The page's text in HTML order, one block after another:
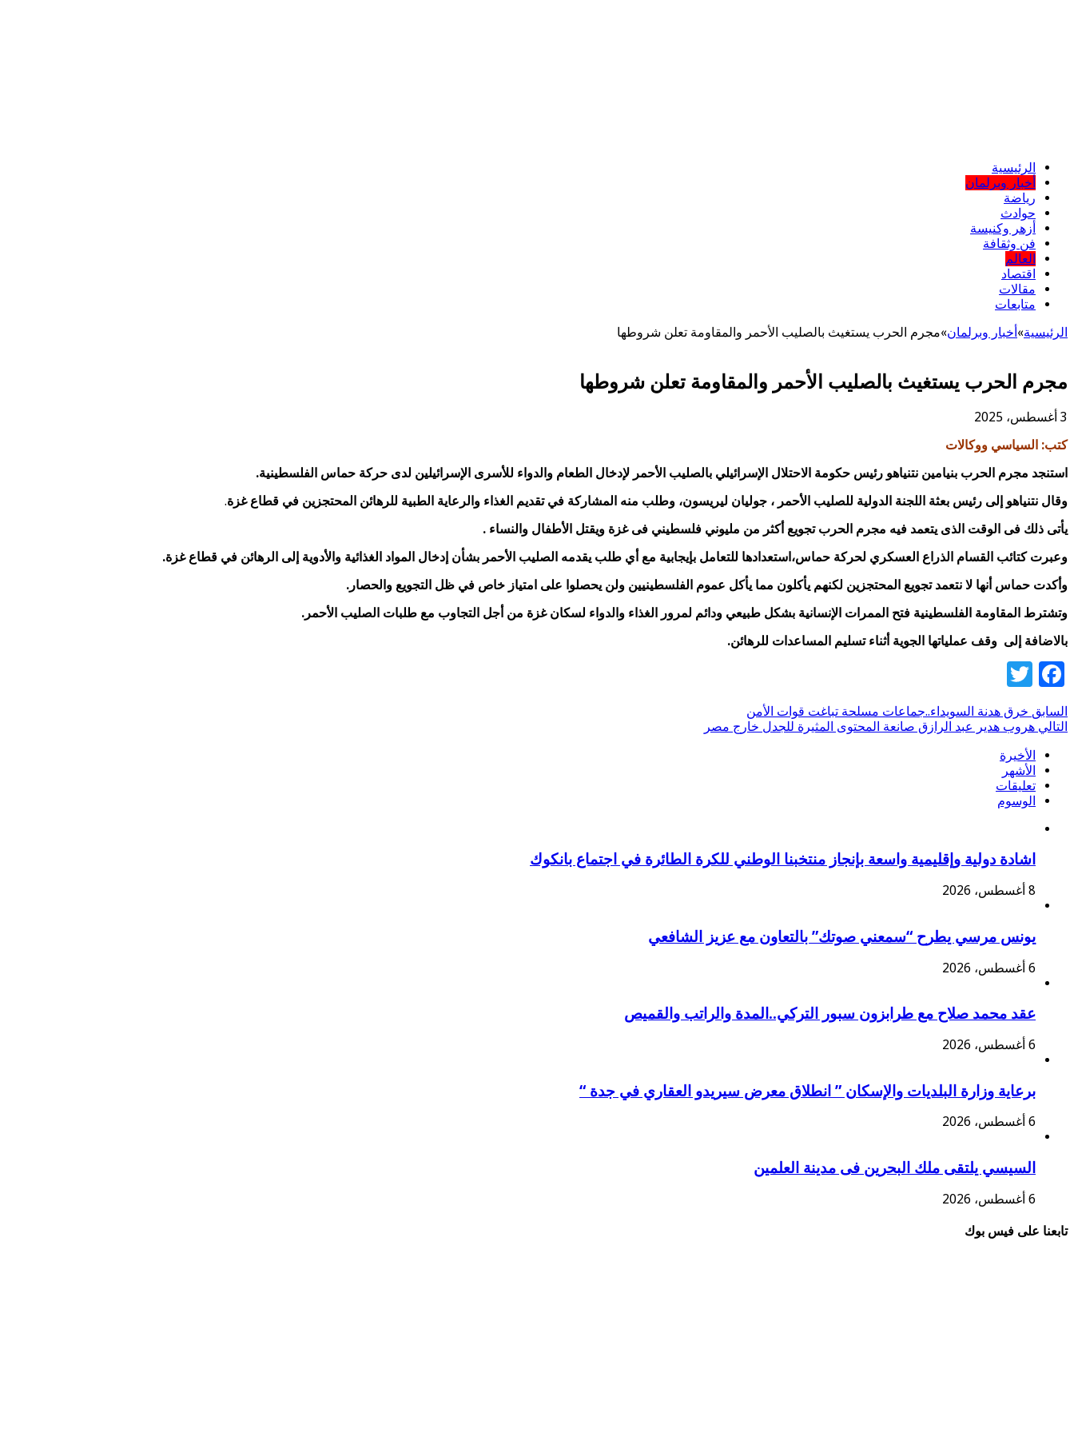
الرئيسية
أخبار وبرلمان
رياضة
حوادث
أزهر وكنيسة
فن وثقافة
العالم
اقتصاد
مقالات
متابعات
الرئيسية»أخبار وبرلمان»مجرم الحرب يستغيث بالصليب الأحمر والمقاومة تعلن شروطها
مجرم الحرب يستغيث بالصليب الأحمر والمقاومة تعلن شروطها
3 أغسطس، 2025
كتب: السياسي ووكالات
استنجد مجرم الحرب بنيامين نتنياهو رئيس حكومة الاحتلال الإسرائيلي بالصليب الأحمر لإدخال الطعام والدواء للأسرى الإسرائيلين لدى حركة حماس الفلسطينية.
وقال نتنياهو إلى رئيس بعثة اللجنة الدولية للصليب الأحمر ، جوليان ليريسون، وطلب منه المشاركة في تقديم الغذاء والرعاية الطبية للرهائن المحتجزين في قطاع غزة.
يأتى ذلك فى الوقت الذى يتعمد فيه مجرم الحرب تجويع أكثر من مليوني فلسطيني فى غزة ويقتل الأطفال والنساء .
وعبرت كتائب القسام الذراع العسكري لحركة حماس،استعدادها للتعامل بإيجابية مع أي طلب يقدمه الصليب الأحمر بشأن إدخال المواد الغذائية والأدوية إلى الرهائن في قطاع غزة.
وأكدت حماس أنها لا نتعمد تجويع المحتجزين لكنهم يأكلون مما يأكل عموم الفلسطينيين ولن يحصلوا على امتياز خاص في ظل التجويع والحصار.
وتشترط المقاومة الفلسطينية فتح الممرات الإنسانية بشكل طبيعي ودائم لمرور الغذاء والدواء لسكان غزة من أجل التجاوب مع طلبات الصليب الأحمر.
بالاضافة إلى وقف عملياتها الجوية أثناء تسليم المساعدات للرهائن.
Facebook
السابق خرق هدنة السويداء..جماعات مسلحة تباغت قوات الأمن
التالي هروب هدير عبد الرازق صانعة المحتوى المثيرة للجدل خارج مصر
الأخيرة
الأشهر
تعليقات
الوسوم
اشادة دولية وإقليمية واسعة بإنجاز منتخبنا الوطني للكرة الطائرة في اجتماع بانكوك
8 أغسطس، 2026
يونس مرسي يطرح “سمعني صوتك” بالتعاون مع عزيز الشافعي
6 أغسطس، 2026
عقد محمد صلاح مع طرابزون سبور التركي..المدة والراتب والقميص
6 أغسطس، 2026
برعاية وزارة البلديات والإسكان ” انطلاق معرض سيريدو العقاري في جدة “
6 أغسطس، 2026
السيسي يلتقى ملك البحرين فى مدينة العلمين
6 أغسطس، 2026
تابعنا على فيس بوك